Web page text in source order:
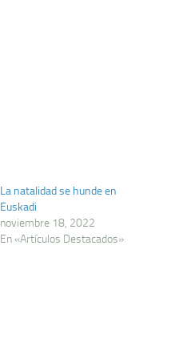
La natalidad se hunde en
Euskadi
noviembre 18, 2022
En «Artículos Destacados»